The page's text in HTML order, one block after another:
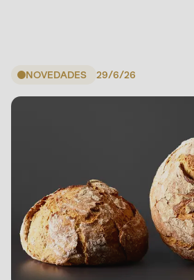
NOVEDADES 29/6/26